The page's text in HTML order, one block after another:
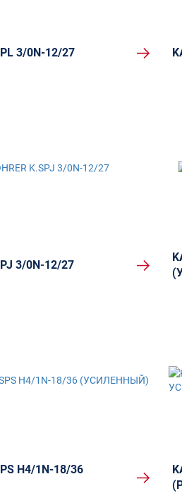
3/0N-12/27
3/0N-12/27
H4/1N-18/36